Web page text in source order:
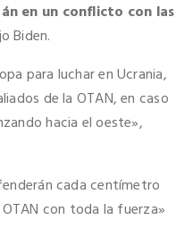
en un conflicto con las
Biden.
para luchar en Ucrania,
de la OTAN, en caso
hacia el oeste»,
cada centímetro
con toda la fuerza»